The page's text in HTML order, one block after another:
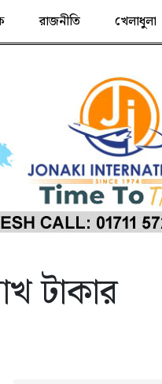
রাজনীতি খেলাধুলা
টাকার